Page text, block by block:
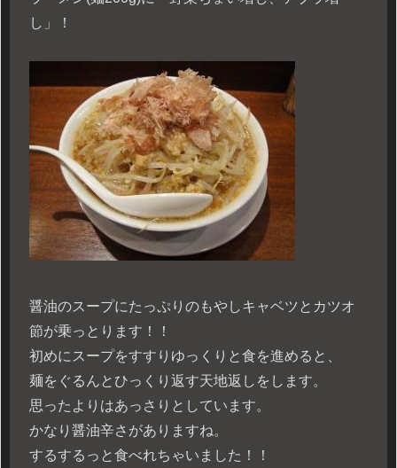
し」！
醤油のスープにたっぷりのもやしキャベツとカツオ
節が乗っとります！！
初めにスープをすすりゆっくりと食を進めると、
麺をぐるんとひっくり返す天地返しをします。
思ったよりはあっさりとしています。
かなり醤油辛さがありますね。
するするっと食べれちゃいました！！